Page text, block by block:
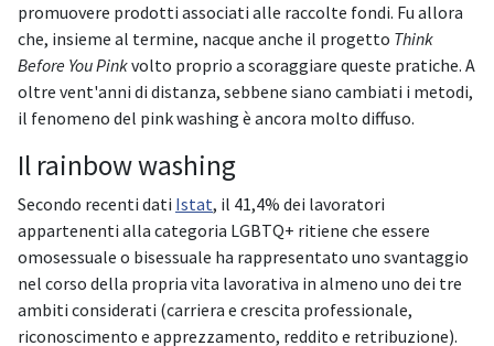
promuovere prodotti associati alle raccolte fondi. Fu allora
che, insieme al termine, nacque anche il progetto Think
Before You Pinkvolto proprio a scoraggiare queste pratiche. A
oltre vent'anni di distanza, sebbene siano cambiati i metodi,
il fenomeno del pink washing è ancora molto diffuso.
Il rainbow washing
Secondo recenti dati Istat, il 41,4% dei lavoratori
appartenenti alla categoria LGBTQ+ ritiene che essere
omosessuale o bisessuale ha rappresentato uno svantaggio
nel corso della propria vita lavorativa in almeno uno dei tre
ambiti considerati (carriera e crescita professionale,
riconoscimento e apprezzamento, reddito e retribuzione).